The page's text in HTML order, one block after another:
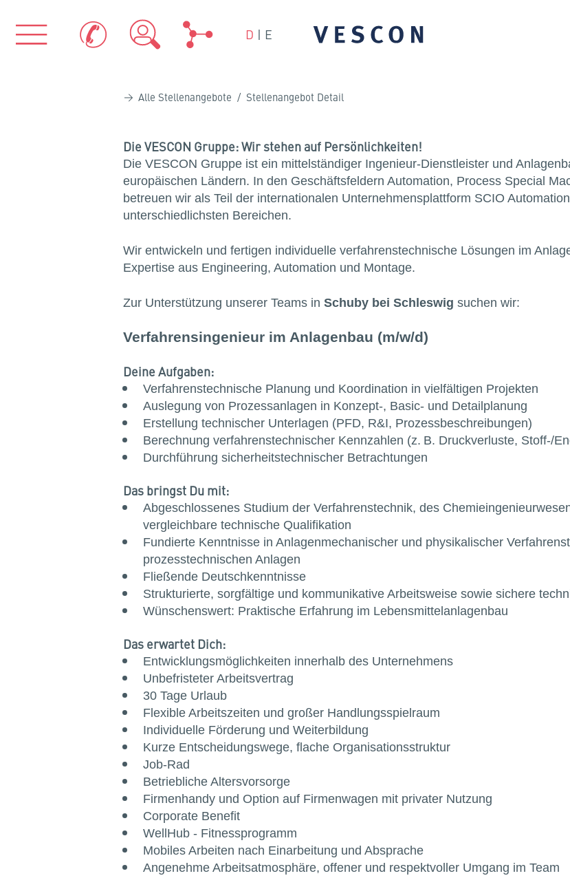
D | E
Alle Stellenangebote / Stellenangebot Detail
Die VESCON Gruppe: Wir stehen auf Persönlichkeiten!
Die VESCON Gruppe ist ein mittelständiger Ingenieur-Dienstleister und
europäischen Ländern. In den Geschäftsfeldern Automation, Process Special
betreuen wir als Teil der internationalen Unternehmensplattform SCIO
unterschiedlichsten Bereichen.
Wir entwickeln und fertigen individuelle verfahrenstechnische Lösungen im
Expertise aus Engineering, Automation und Montage.
Zur Unterstützung unserer Teams in Schuby bei Schleswig suchen wir:
Verfahrensingenieur im Anlagenbau (m/w/d)
Deine Aufgaben:
Verfahrenstechnische Planung und Koordination in vielfältigen Projekten
Auslegung von Prozessanlagen in Konzept‑, Basic‑ und Detailplanung
Erstellung technischer Unterlagen (PFD, R&I, Prozessbeschreibungen)
Berechnung verfahrenstechnischer Kennzahlen (z. B. Druckverluste, Stoff‑/
Durchführung sicherheitstechnischer Betrachtungen
Das bringst Du mit:
Abgeschlossenes Studium der Verfahrenstechnik, des
vergleichbare technische Qualifikation
Fundierte Kenntnisse in Anlagenmechanischer und physikalischer
prozesstechnischen Anlagen
Fließende Deutschkenntnisse
Strukturierte, sorgfältige und kommunikative Arbeitsweise sowie sichere
Wünschenswert: Praktische Erfahrung im Lebensmittelanlagenbau
Das erwartet Dich:
Entwicklungsmöglichkeiten innerhalb des Unternehmens
Unbefristeter Arbeitsvertrag
30 Tage Urlaub
Flexible Arbeitszeiten und großer Handlungsspielraum
Individuelle Förderung und Weiterbildung
Kurze Entscheidungswege, flache Organisationsstruktur
Job-Rad
Betriebliche Altersvorsorge
Firmenhandy und Option auf Firmenwagen mit privater Nutzung
Corporate Benefit
WellHub - Fitnessprogramm
Mobiles Arbeiten nach Einarbeitung und Absprache
Angenehme Arbeitsatmosphäre, offener und respektvoller Umgang im Team